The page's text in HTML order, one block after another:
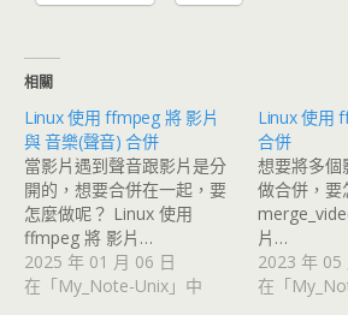
相關
Linux 使用 ffmpeg 將 影片
與 音樂(聲音) 合併
當影片遇到聲音跟影片是分
開的，想要合併在一起，要
怎麼做呢？ Linux 使用
ffmpeg 將 影片…
2025 年 01 月 06 日
在「My_Note-Unix」中
Linux 使用
合併
想要將多個
做合併，要
片…
2023 年 05
在「